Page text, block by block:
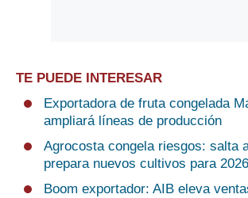
TE PUEDE INTERESAR
Exportadora de fruta congelada
ampliará líneas de producción
Agrocosta congela riesgos: salta
prepara nuevos cultivos para 2026
Boom exportador: AIB eleva